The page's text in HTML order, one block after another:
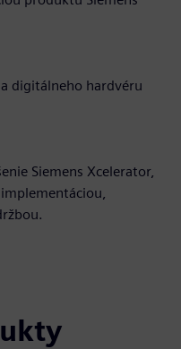
digitálneho hardvéru
Siemens Xcelerator,